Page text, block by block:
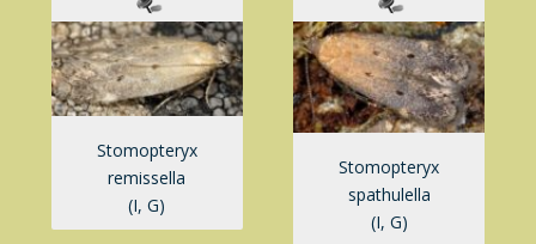
Stomopteryx
remissella
(I, G)
Stomopteryx
spathulella
(I, G)